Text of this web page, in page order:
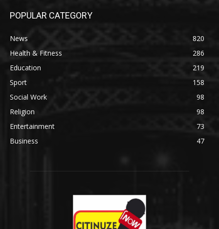
POPULAR CATEGORY
News
820
Health & Fitness
286
Education
219
Sport
158
Social Work
98
Religion
98
Entertainment
73
Business
47